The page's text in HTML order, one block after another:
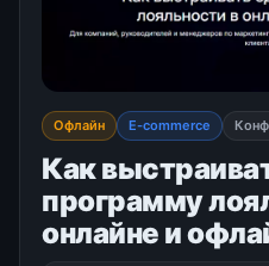
Офлайн E-commerce
Как
программу
онлайне и